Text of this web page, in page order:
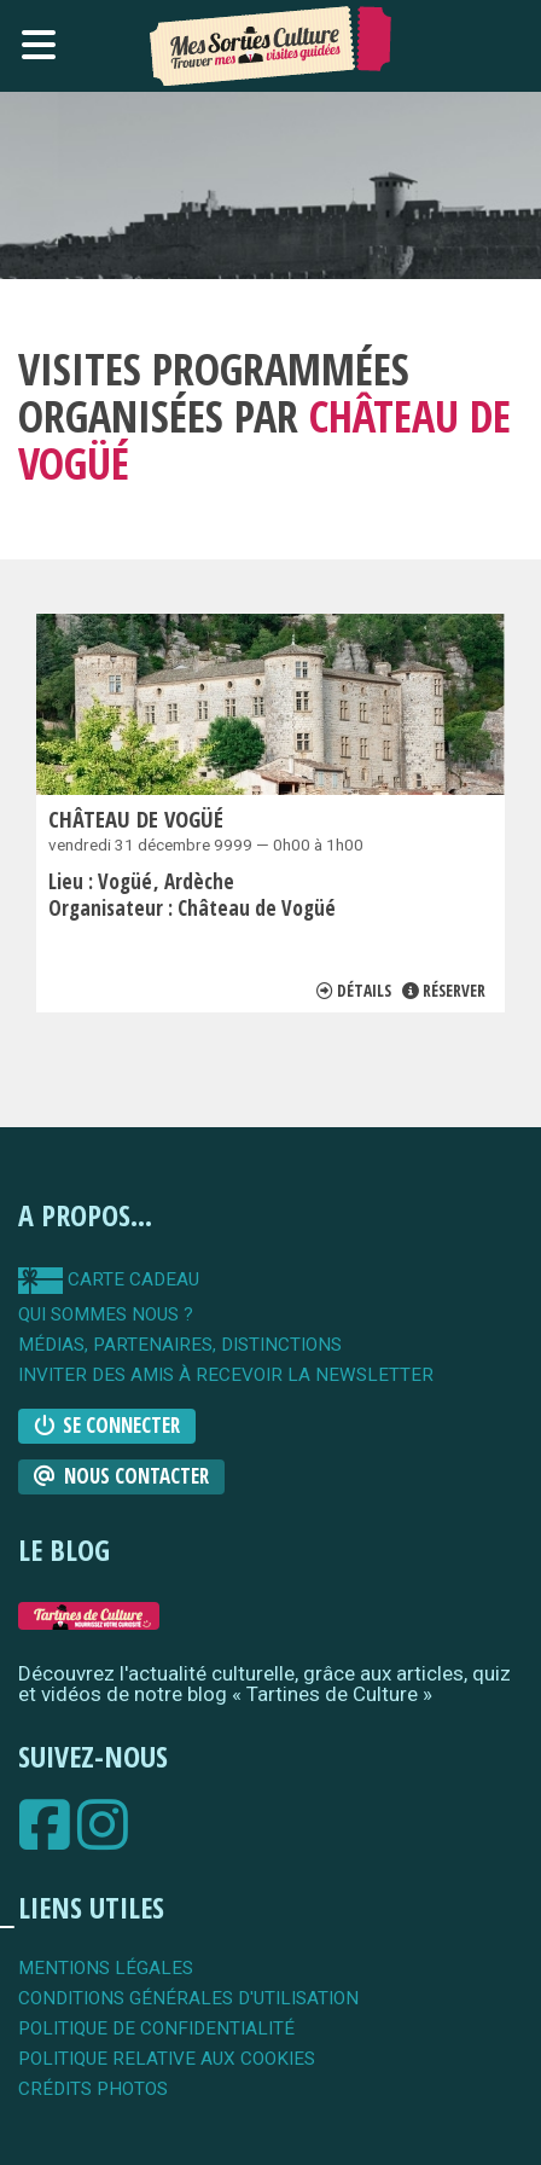
VISITES PROGRAMMÉES
ORGANISÉES PAR CHÂTEAU DE
VOGÜÉ
CHÂTEAU DE VOGÜÉ
vendredi 31 décembre 9999 — 0h00 à 1h00
Lieu :Vogüé Ardèche
Organisateur : Château de Vogüé
DÉTAILS RÉSERVER
A PROPOS...
CARTE CADEAU
QUI SOMMES NOUS ?
MÉDIAS, PARTENAIRES, DISTINCTIONS
INVITER DES AMIS À RECEVOIR LA NEWSLETTER
SE CONNECTER
NOUS CONTACTER
LE BLOG
Découvrez l'actualité culturelle, grâce aux articles, quiz
et vidéos de notre blog « Tartines de Culture »
SUIVEZ-NOUS
LIENS UTILES
MENTIONS LÉGALES
CONDITIONS GÉNÉRALES D'UTILISATION
POLITIQUE DE CONFIDENTIALITÉ
POLITIQUE RELATIVE AUX COOKIES
CRÉDITS PHOTOS